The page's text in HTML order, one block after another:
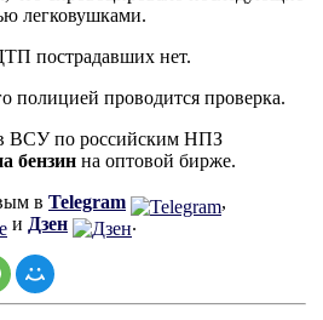
легковушками.
пострадавших нет.
полицией проводится проверка.
ВСУ по российским НПЗ
бензин на оптовой бирже.
в Telegram
,
и Дзен .